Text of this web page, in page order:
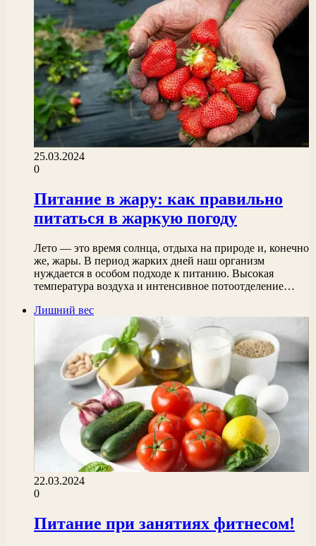
25.03.2024
0
Питание в жару: как правильно
питаться в жаркую погоду
Лето — это время солнца, отдыха на природе и, конечно
же, жары. В период жарких дней наш организм
нуждается в особом подходе к питанию. Высокая
температура воздуха и интенсивное потоотделение…
Лишний вес
22.03.2024
0
Питание при занятиях фитнесом!